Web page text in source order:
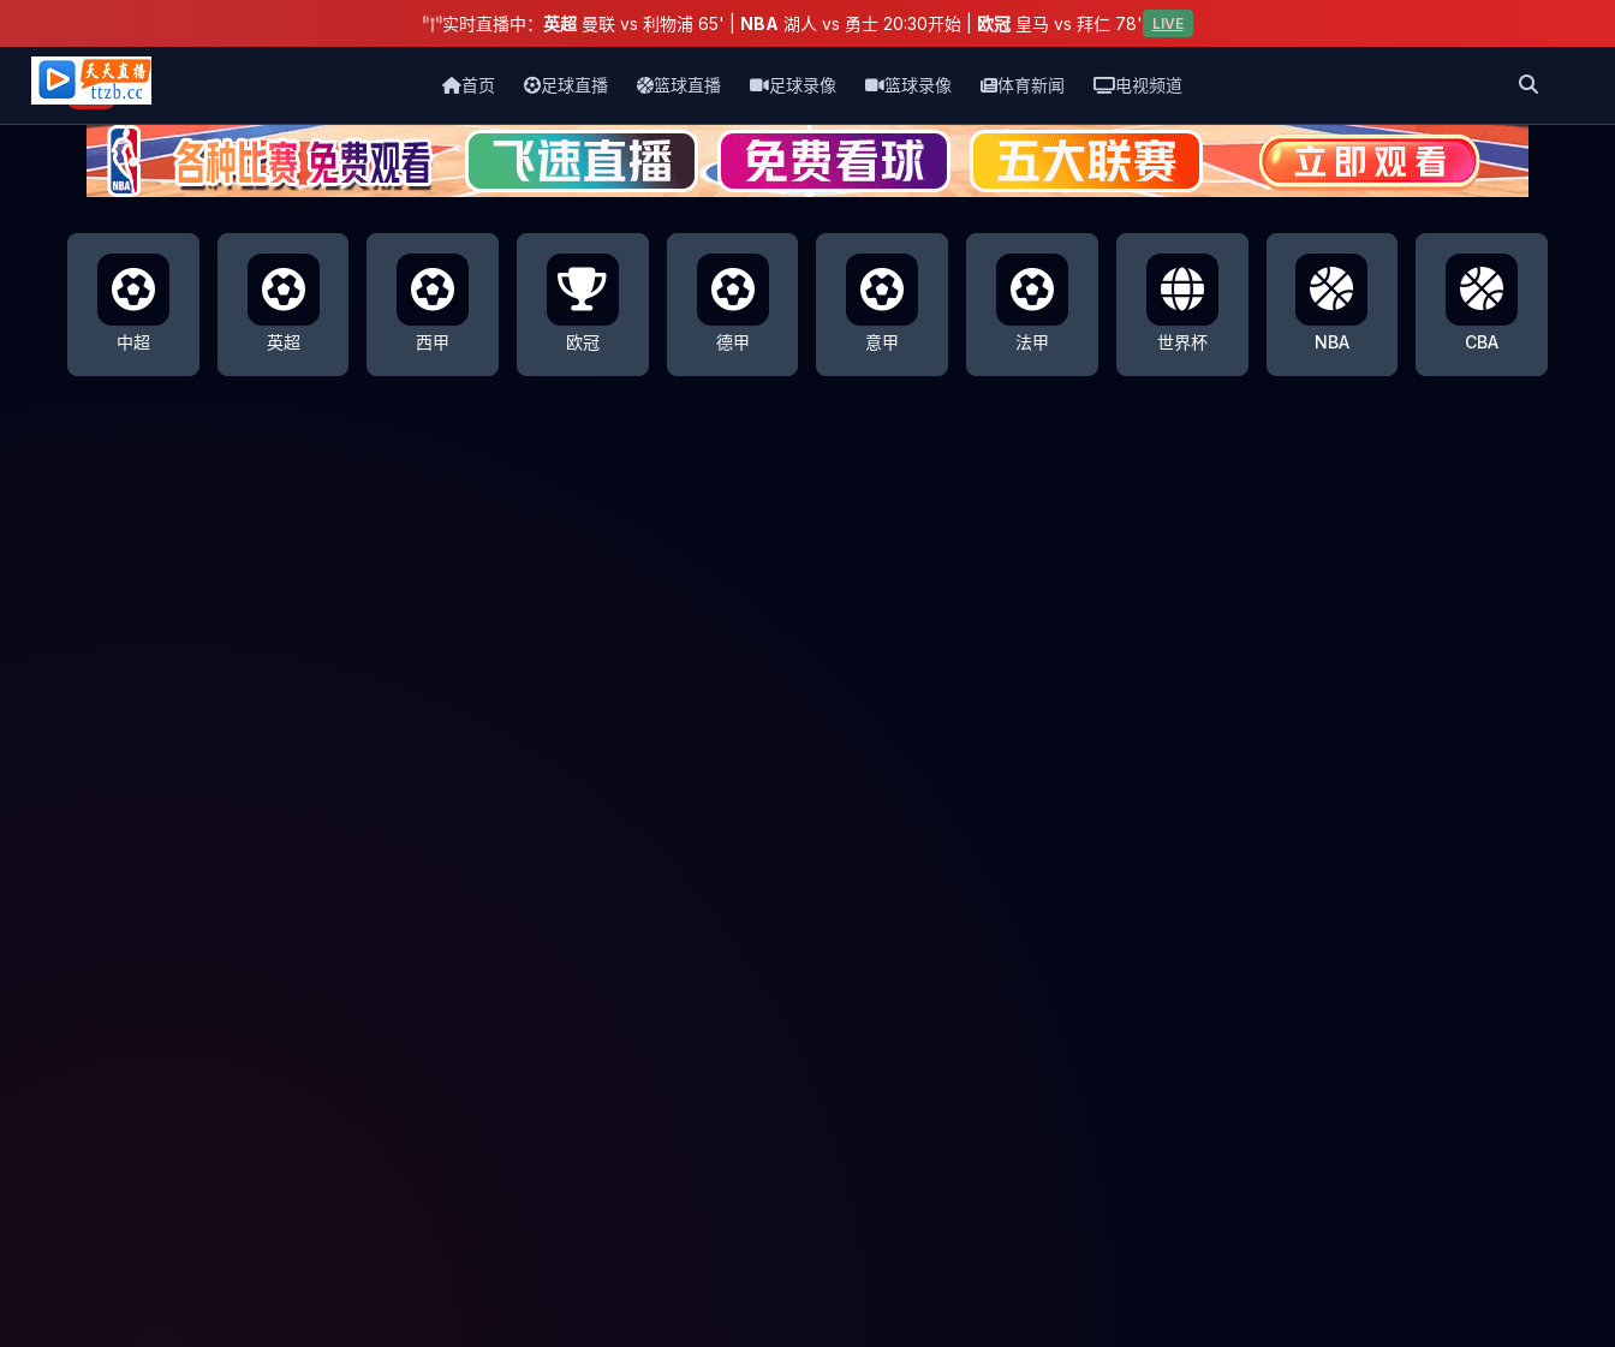
实时直播中： 英超曼联 vs 利物浦 65' | NBA 湖人 vs 勇士 20:30开始 | 欧冠皇马 vs 拜仁 78' LIVE
天天直播网
首页 足球直播 篮球直播 足球录像 篮球录像 体育新闻 电视频道
中超 英超 西甲 欧冠 德甲 意甲 法甲 世界杯 NBA CBA